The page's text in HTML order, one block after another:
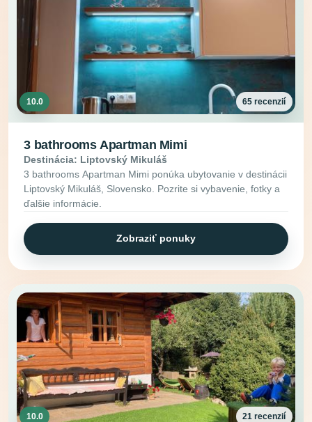
10.0 65 recenzií
3 bathrooms Apartman Mimi
Destinácia: Liptovský Mikuláš
3 bathrooms Apartman Mimi ponúka ubytovanie v destinácii
Liptovský Mikuláš, Slovensko. Pozrite si vybavenie, fotky a
ďalšie informácie.
Zobraziť ponuky
10.0 21 recenzií